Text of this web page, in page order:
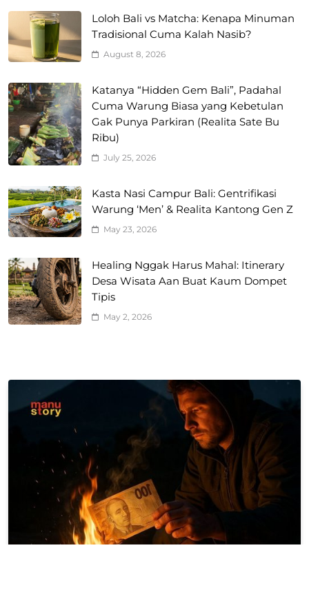
Loloh Bali vs Matcha: Kenapa Minuman
Tradisional Cuma Kalah Nasib?
August 8, 2026
Katanya “Hidden Gem Bali”, Padahal
Cuma Warung Biasa yang Kebetulan
Gak Punya Parkiran (Realita Sate Bu
Ribu)
July 25, 2026
Kasta Nasi Campur Bali: Gentrifikasi
Warung ‘Men’ & Realita Kantong Gen Z
May 23, 2026
Healing Nggak Harus Mahal: Itinerary
Desa Wisata Aan Buat Kaum Dompet
Tipis
May 2, 2026